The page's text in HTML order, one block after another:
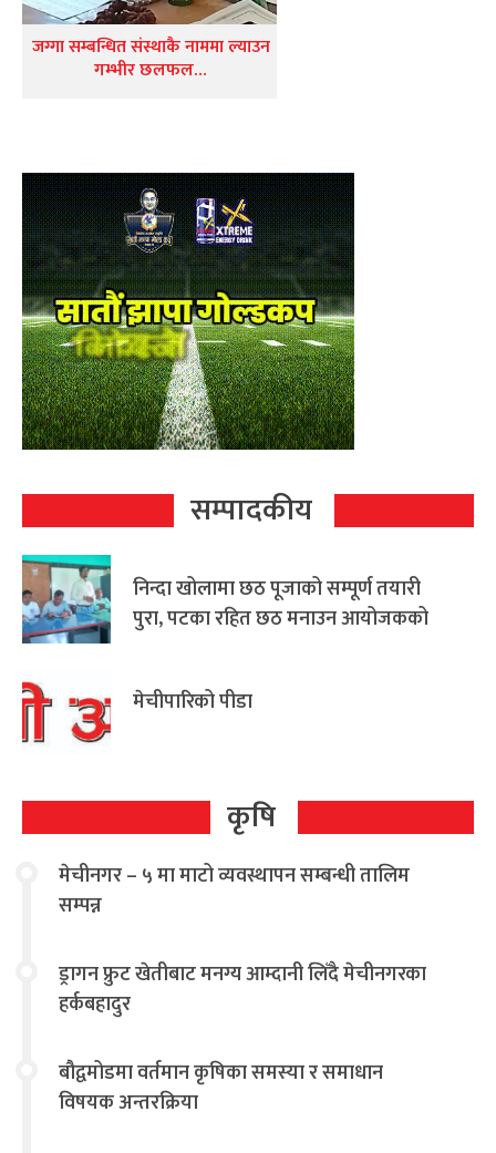
जग्गा सम्बन्धित संस्थाकै नाममा ल्याउन
गम्भीर छलफल…
सम्पादकीय
निन्दा खोलामा छठ पूजाको सम्पूर्ण तयारी
पुरा, पटका रहित छठ मनाउन आयोजकको
मेचीपारिको पीडा
कृषि
मेचीनगर – ५ मा माटो व्यवस्थापन सम्बन्धी तालिम
सम्पन्न
ड्रागन फ्रुट खेतीबाट मनग्य आम्दानी लिँदै मेचीनगरका
हर्कबहादुर
बौद्वमोडमा वर्तमान कृषिका समस्या र समाधान
विषयक अन्तरक्रिया